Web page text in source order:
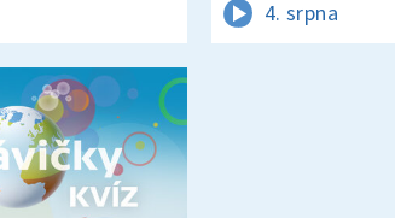
4. srpna